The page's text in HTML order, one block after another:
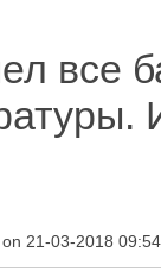
все
on 21-03-2018 09:54